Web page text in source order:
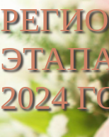
2024